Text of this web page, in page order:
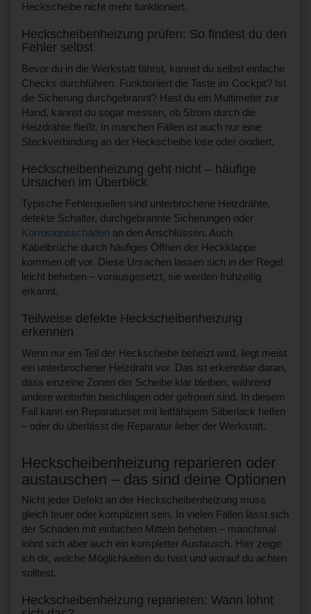
Heckscheibe nicht mehr funktioniert.
Heckscheibenheizung prüfen: So findest du den
Fehler selbst
Bevor du in die Werkstatt fährst, kannst du selbst einfache
Checks durchführen. Funktioniert die Taste im Cockpit? Ist
die Sicherung durchgebrannt? Hast du ein Multimeter zur
Hand, kannst du sogar messen, ob Strom durch die
Heizdrähte fließt. In manchen Fällen ist auch nur eine
Steckverbindung an der Heckscheibe lose oder oxidiert.
Heckscheibenheizung geht nicht – häufige
Ursachen im Überblick
Typische Fehlerquellen sind unterbrochene Heizdrähte,
defekte Schalter, durchgebrannte Sicherungen oder
Korrosionsschäden an den Anschlüssen. Auch
Kabelbrüche durch häufiges Öffnen der Heckklappe
kommen oft vor. Diese Ursachen lassen sich in der Regel
leicht beheben – vorausgesetzt, sie werden frühzeitig
erkannt.
Teilweise defekte Heckscheibenheizung
erkennen
Wenn nur ein Teil der Heckscheibe beheizt wird, liegt meist
ein unterbrochener Heizdraht vor. Das ist erkennbar daran,
dass einzelne Zonen der Scheibe klar bleiben, während
andere weiterhin beschlagen oder gefroren sind. In diesem
Fall kann ein Reparaturset mit leitfähigem Silberlack helfen
– oder du überlässt die Reparatur lieber der Werkstatt.
Heckscheibenheizung reparieren oder
austauschen – das sind deine Optionen
Nicht jeder Defekt an der Heckscheibenheizung muss
gleich teuer oder kompliziert sein. In vielen Fällen lässt sich
der Schaden mit einfachen Mitteln beheben – manchmal
lohnt sich aber auch ein kompletter Austausch. Hier zeige
ich dir, welche Möglichkeiten du hast und worauf du achten
solltest.
Heckscheibenheizung reparieren: Wann lohnt